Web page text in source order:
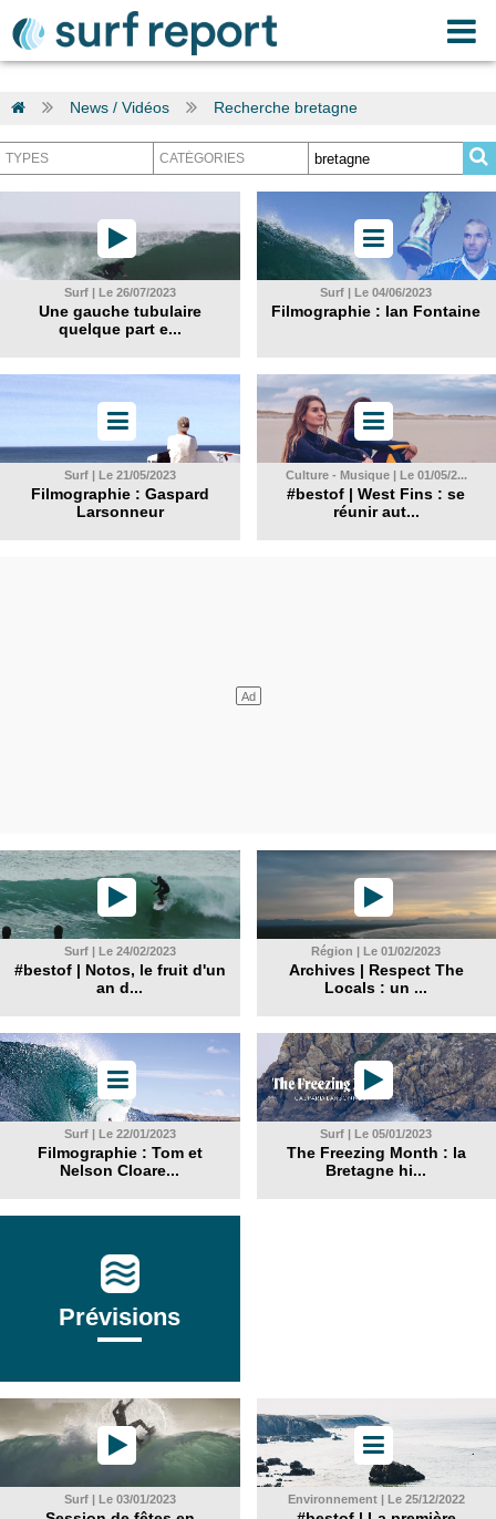
News / Vidéos Recherche bretagne
Surf | Le 26/07/2023
Une gauche tubulaire
quelque part e...
Surf | Le 04/06/2023
Filmographie : Ian Fontaine
Surf | Le 21/05/2023
Filmographie : Gaspard
Larsonneur
Culture - Musique | Le 01/05/2...
#bestof | West Fins : se
réunir aut...
Surf | Le 24/02/2023
#bestof | Notos, le fruit d'un
an d...
Région | Le 01/02/2023
Archives | Respect The
Locals : un ...
Surf | Le 22/01/2023
Filmographie : Tom et
Nelson Cloare...
Surf | Le 05/01/2023
The Freezing Month : la
Bretagne hi...
Prévisions
Surf | Le 03/01/2023 Environnement | Le 25/12/2022